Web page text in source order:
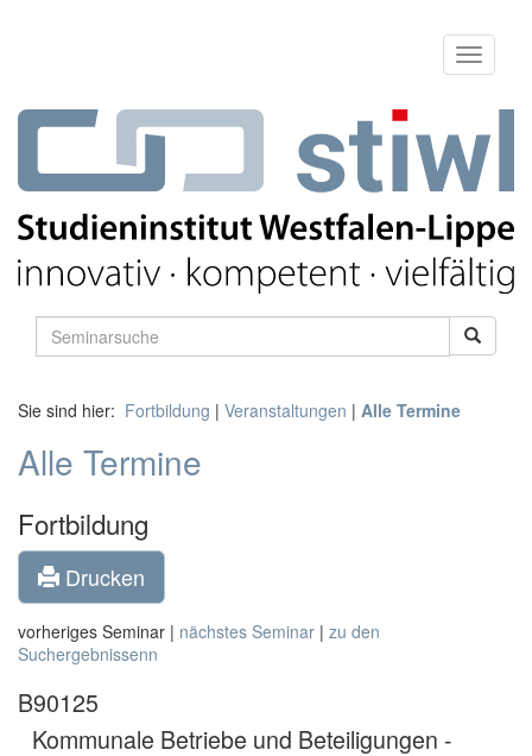
Sie sind hier: Fortbildung | Veranstaltungen | Alle Termine
Alle Termine
Fortbildung
Drucken
vorheriges Seminar | nächstes Seminar | zu den
Suchergebnissenn
B90125
Kommunale Betriebe und Beteiligungen -